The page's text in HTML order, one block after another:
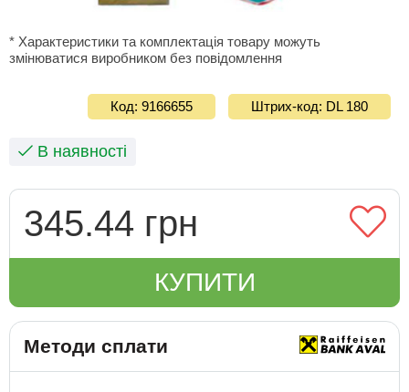
* Характеристики та комплектація товару можуть
змінюватися виробником без повідомлення
Код: 9166655 Штрих-код: DL 180
В наявності
345.44 грн
КУПИТИ
Методи сплати